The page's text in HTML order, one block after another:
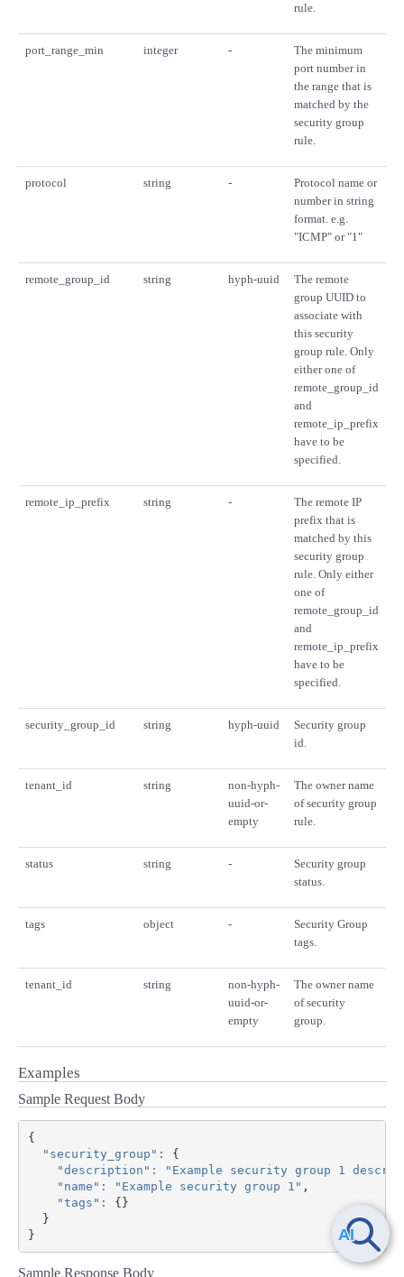
rule.
port_range_min integer -
The minimum
port number in
the range that is
matched by the
security group
rule.
protocol string -
Protocol name or
number in string
format. e.g.
"ICMP" or "1"
remote_group_id string hyph-uuid
The remote
group UUID to
associate with
this security
group rule. Only
either one of
remote_group_id
and
remote_ip_prefix
have to be
specified.
remote_ip_prefix string -
The remote IP
prefix that is
matched by this
security group
rule. Only either
one of
remote_group_id
and
remote_ip_prefix
have to be
specified.
security_group_id string hyph-uuid
Security group
id.
tenant_id string
non-hyph-
uuid-or-
empty
The owner name
of security group
rule.
status string -
Security group
status.
tags object -
Security Group
tags.
tenant_id string
non-hyph-
uuid-or-
empty
The owner name
of security
group.
Examples
Sample Request Body
{
"security_group" :
{
"description" :
"Example security group 1
"name" : "Example security group 1" ,
"tags" :
{}
}
}
Sample Response Body